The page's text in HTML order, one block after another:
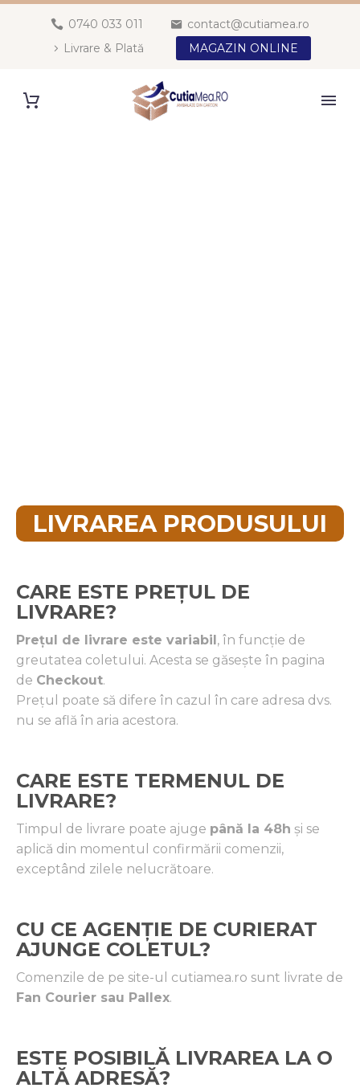
0740 033 011
contact@cutiamea.ro
Livrare & Plată
MAGAZIN ONLINE
LIVRAREA PRODUSULUI
CARE ESTE PREȚUL DE
LIVRARE?
Prețul de livrare este variabil, în funcție de
greutatea coletului. Acesta se găsește în pagina
de Checkout.
Prețul poate să difere în cazul în care adresa dvs.
nu se află în aria acestora.
CARE ESTE TERMENUL DE
LIVRARE?
Timpul de livrare poate ajuge până la 48h și se
aplică din momentul confirmării comenzii,
exceptând zilele nelucrătoare.
CU CE AGENȚIE DE CURIERAT
AJUNGE COLETUL?
Comenzile de pe site-ul cutiamea.ro sunt livrate de
Fan Courier sau Pallex.
ESTE POSIBILĂ LIVRAREA LA O
ALTĂ ADRESĂ?